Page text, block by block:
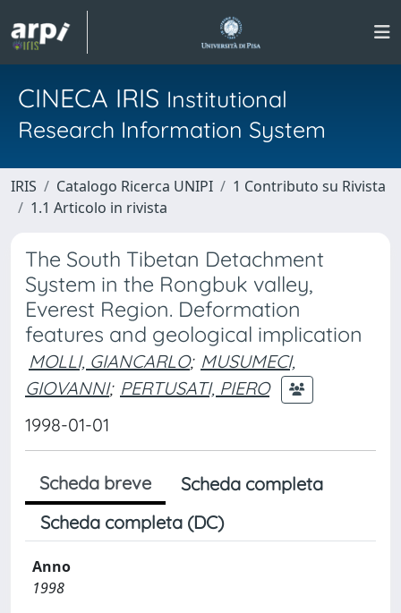
CINECA IRIS Institutional
Research Information System
IRIS Catalogo Ricerca UNIPI
1 Contributo su Rivista
1.1 Articolo in rivista
The South Tibetan Detachment
System in the Rongbuk valley,
Everest Region. Deformation
features and geological implication
MOLLI, GIANCARLO; MUSUMECI,
GIOVANNI; PERTUSATI, PIERO
1998-01-01
Scheda breve
Scheda completa
Scheda completa (DC)
Anno
1998